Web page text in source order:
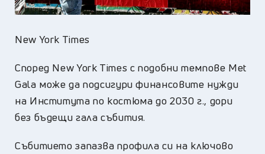
New York Times
Според New York Times с подобни темпове Met
Gala може да подсигури финансовите нужди
на Института по костюма до 2030 г., дори
без бъдещи гала събития.
Събитието запазва профила си на ключово